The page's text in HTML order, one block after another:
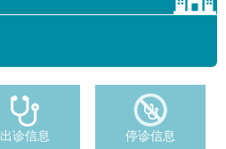
出诊信息 停诊信息